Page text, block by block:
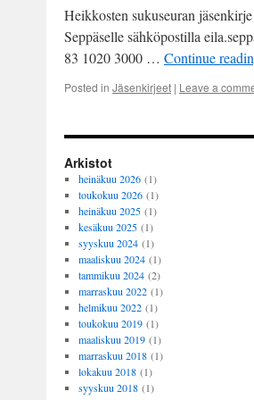
Heikkosten sukuseuran
Seppäselle sähköpostilla
83 1020 3000 … Continue
Posted in Jäsenkirjeet | Leave a
Arkistot
heinäkuu 2026(1)
toukokuu 2026(1)
heinäkuu 2025(1)
kesäkuu 2025(1)
syyskuu 2024(1)
maaliskuu 2024(1)
tammikuu 2024(2)
marraskuu 2022(1)
helmikuu 2022(1)
toukokuu 2019(1)
maaliskuu 2019(1)
marraskuu 2018(1)
lokakuu 2018(1)
syyskuu 2018(1)